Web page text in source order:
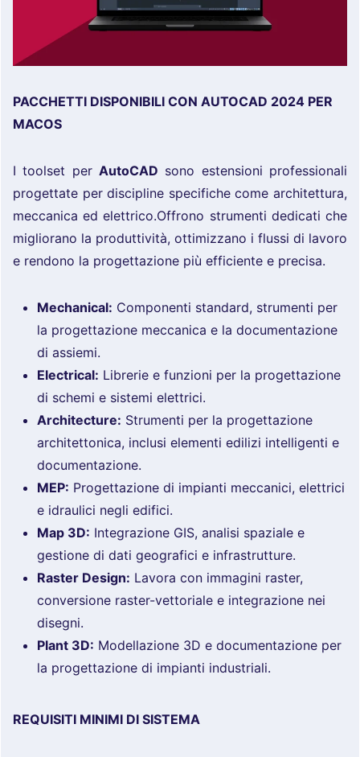
PACCHETTI DISPONIBILI CON AUTOCAD 2024 PER
MACOS
I toolset per AutoCAD sono estensioni professionali
progettate per discipline specifiche come architettura,
meccanica ed elettrico.Offrono strumenti dedicati che
migliorano la produttività, ottimizzano i flussi di lavoro
e rendono la progettazione più efficiente e precisa.
Mechanical: Componenti standard, strumenti per
la progettazione meccanica e la documentazione
di assiemi.
Electrical: Librerie e funzioni per la progettazione
di schemi e sistemi elettrici.
Architecture: Strumenti per la progettazione
architettonica, inclusi elementi edilizi intelligenti e
documentazione.
MEP: Progettazione di impianti meccanici, elettrici
e idraulici negli edifici.
Map 3D: Integrazione GIS, analisi spaziale e
gestione di dati geografici e infrastrutture.
Raster Design: Lavora con immagini raster,
conversione raster-vettoriale e integrazione nei
disegni.
Plant 3D: Modellazione 3D e documentazione per
la progettazione di impianti industriali.
REQUISITI MINIMI DI SISTEMA